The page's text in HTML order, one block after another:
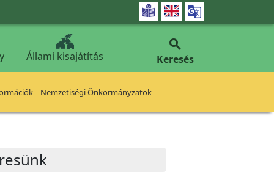

Állami kisajátítás

Keresés
Nemzetiségi Önkormányzatok